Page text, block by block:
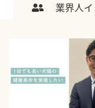
業界人イ